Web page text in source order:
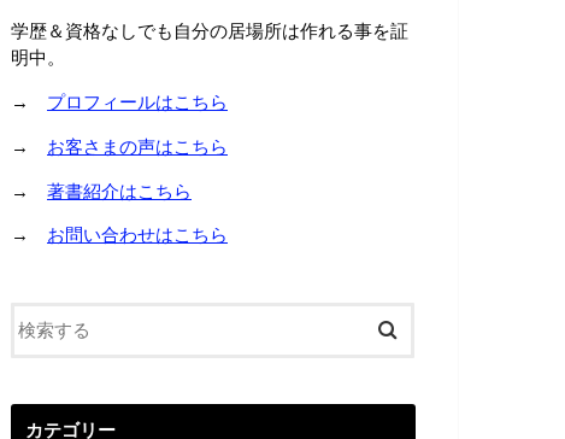
学歴＆資格なしでも自分の居場所は作れる事を証
明中。
→ プロフィールはこちら
→ お客さまの声はこちら
→ 著書紹介はこちら
→ お問い合わせはこちら
カテゴリー